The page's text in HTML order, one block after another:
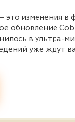
это изменения в
обновление
в ультра-
уже ждут